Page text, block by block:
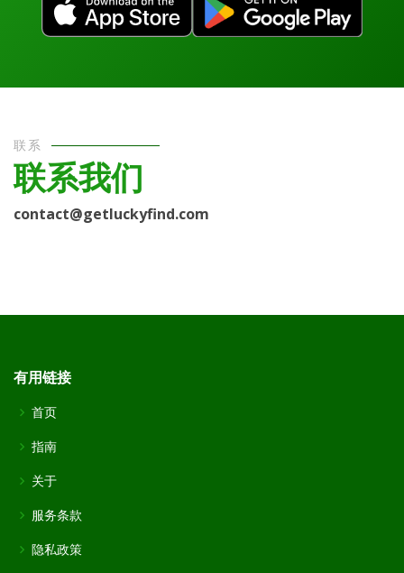
联系
联系我们
contact@getluckyfind.com
有用链接
首页
指南
关于
服务条款
隐私政策